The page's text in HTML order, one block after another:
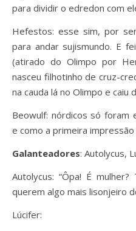
para dividir o edredon com
Hefestos: esse sim, por
para andar sujismundo. E
(atirado do Olimpo por
nasceu filhotinho de cruz-
na cauda lá no Olimpo e caiu
Beowulf: nórdicos só foram
e como a primeira
Galanteadores: Autolycus,
Autolycus: “Ôpa! É
querem algo mais lisonjeiro
Lúcifer: